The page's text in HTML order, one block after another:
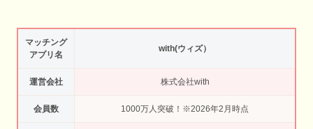
マッチング
アプリ名
with(ウィズ）
運営会社 株式会社with
会員数 1000万人突破！※2026年2月時点